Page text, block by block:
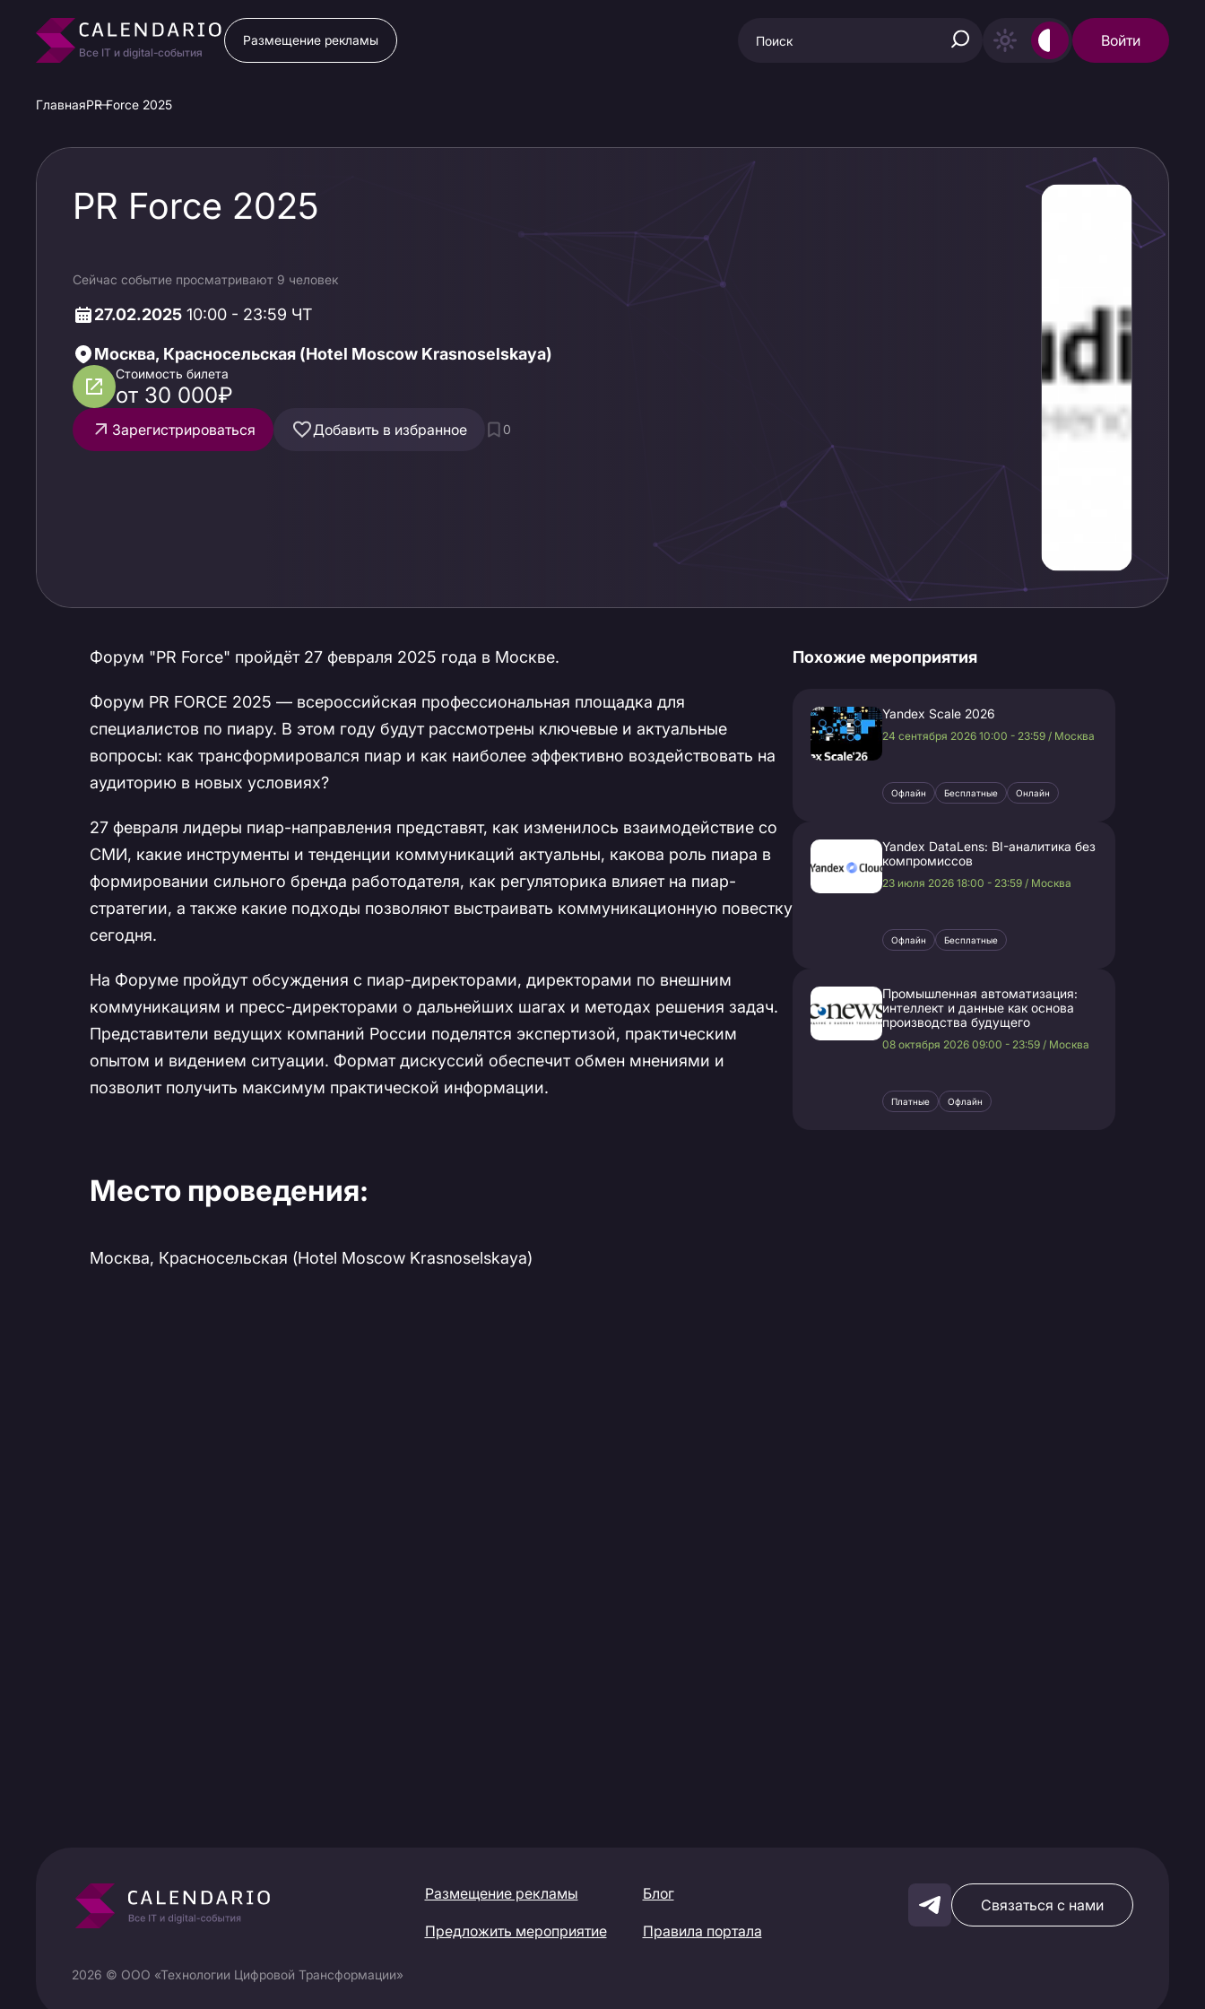
Все IT и digital-события
Размещение рекламы Войти
ГлавнаяPR Force 2025
PR Force 2025
Сейчас событие просматривают 9 человек
27.02.2025 10:00 - 23:59 ЧТ
Москва, Красносельская (Hotel Moscow Krasnoselskaya)
Стоимость билета
от 30 000₽
Зарегистрироваться Добавить в избранное 0
Форум "PR Force" пройдёт 27 февраля 2025 года в Москве.
Форум PR FORCE 2025 — всероссийская профессиональная площадка для
специалистов по пиару. В этом году будут рассмотрены ключевые и актуальные
вопросы: как трансформировался пиар и как наиболее эффективно воздействовать на
аудиторию в новых условиях?
27 февраля лидеры пиар-направления представят, как изменилось взаимодействие со
СМИ, какие инструменты и тенденции коммуникаций актуальны, какова роль пиара в
формировании сильного бренда работодателя, как регуляторика влияет на пиар-
стратегии, а также какие подходы позволяют выстраивать коммуникационную повестку
сегодня.
На Форуме пройдут обсуждения с пиар-директорами, директорами по внешним
коммуникациям и пресс-директорами о дальнейших шагах и методах решения задач.
Представители ведущих компаний России поделятся экспертизой, практическим
опытом и видением ситуации. Формат дискуссий обеспечит обмен мнениями и
позволит получить максимум практической информации.
Место проведения:
Москва, Красносельская (Hotel Moscow Krasnoselskaya)
Похожие мероприятия
Yandex Scale 2026
24 сентября 2026 10:00 - 23:59 / Москва
Офлайн Бесплатные Онлайн
Yandex DataLens: BI-аналитика без
компромиссов
23 июля 2026 18:00 - 23:59 / Москва
Офлайн Бесплатные
Промышленная автоматизация:
интеллект и данные как основа
производства будущего
08 октября 2026 09:00 - 23:59 / Москва
Платные Офлайн
Размещение рекламы Блог
Предложить мероприятие Правила портала
Связаться с нами
2026 © ООО «Технологии Цифровой Трансформации»